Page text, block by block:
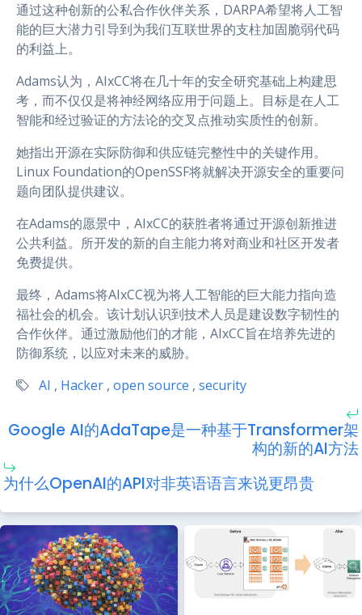
通过这种创新的公私合作伙伴关系，DARPA希望将人工智
能的巨大潜力引导到为我们互联世界的支柱加固脆弱代码
的利益上。
Adams认为，AIxCC将在几十年的安全研究基础上构建思
考，而不仅仅是将神经网络应用于问题上。目标是在人工
智能和经过验证的方法论的交叉点推动实质性的创新。
她指出开源在实际防御和供应链完整性中的关键作用。
Linux Foundation的OpenSSF将就解决开源安全的重要问
题向团队提供建议。
在Adams的愿景中，AIxCC的获胜者将通过开源创新推进
公共利益。所开发的新的自主能力将对商业和社区开发者
免费提供。
最终，Adams将AIxCC视为将人工智能的巨大能力指向造
福社会的机会。该计划认识到技术人员是建设数字韧性的
合作伙伴。通过激励他们的才能，AIxCC旨在培养先进的
防御系统，以应对未来的威胁。
AI , Hacker , open source , security
Google AI的AdaTape是一种基于Transformer架
构的新的AI方法
为什么OpenAI的API对非英语语言来说更昂贵